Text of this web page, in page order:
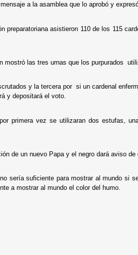
a la asamblea que lo aprobó y
preparatoriana asistieron 110 de los 115
mostró las tres urnas que los purpurados
y la tercera por si un cardenal
y depositará el voto.
primera vez se utilizaran dos estufas,
de un nuevo Papa y el negro dará aviso
sería suficiente para mostrar al mundo si
a mostrar al mundo el color del humo.